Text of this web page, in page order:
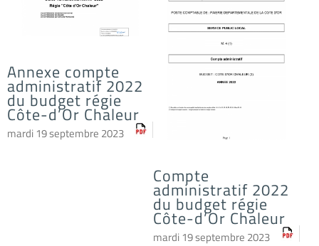
Annexe compte
administratif 2022
du budget régie
Côte-d’Or Chaleur
mardi 19 septembre 2023
Compte
administratif 2022
du budget régie
Côte-d’Or Chaleur
mardi 19 septembre 2023